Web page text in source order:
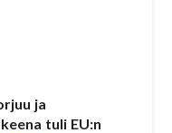
ja
tuli EU:n